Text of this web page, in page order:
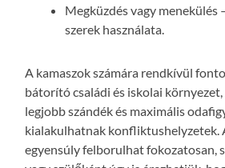
Megküzdés vagy menekülés
szerek használata.
A kamaszok számára rendkívül
bátorító családi és iskolai környezet,
legjobb szándék és maximális
kialakulhatnak konfliktushelyzetek.
egyensúly felborulhat fokozatosan,